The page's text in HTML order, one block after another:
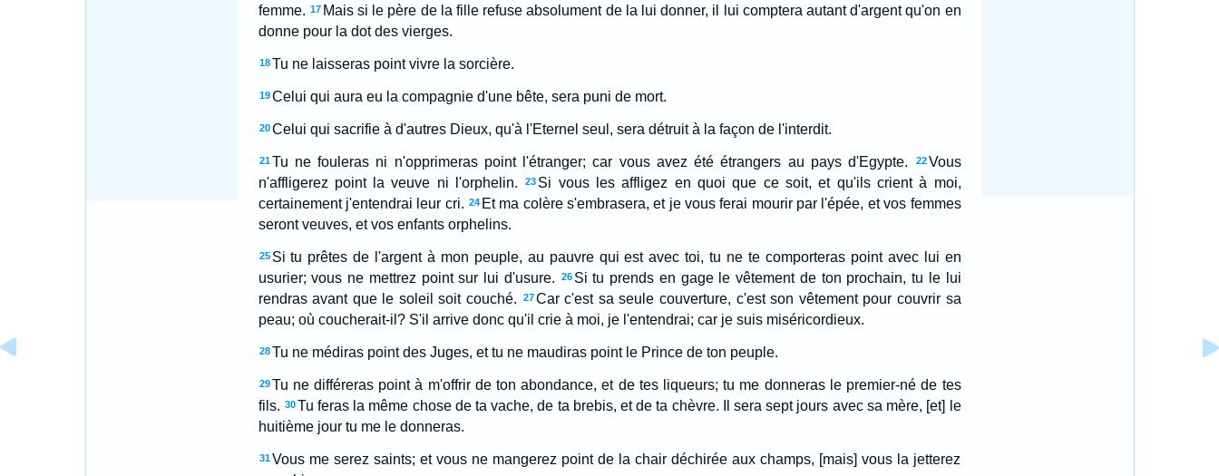
femme. 17 Mais si le père de la fille refuse absolument de la lui donner, il lui comptera autant d'argent qu'on en
donne pour la dot des vierges.
18 Tu ne laisseras point vivre la sorcière.
19 Celui qui aura eu la compagnie d'une bête, sera puni de mort.
20 Celui qui sacrifie à d'autres Dieux, qu'à l'Eternel seul, sera détruit à la façon de l'interdit.
21 Tu ne fouleras ni n'opprimeras point l'étranger; car vous avez été étrangers au pays d'Egypte. 22 Vous
n'affligerez point la veuve ni l'orphelin.
23 Si vous les affligez en quoi que ce soit, et qu'ils crient à moi,
certainement j'entendrai leur cri. 24 Et ma colère s'embrasera, et je vous ferai mourir par l'épée, et vos femmes
seront veuves, et vos enfants orphelins.
25 Si tu prêtes de l'argent à mon peuple, au pauvre qui est avec toi, tu ne te comporteras point avec lui en
usurier; vous ne mettrez point sur lui d'usure.
26 Si tu prends en gage le vêtement de ton prochain, tu le lui
rendras avant que le soleil soit couché.
27Car c'est sa seule couverture, c'est son vêtement pour couvrir sa
peau; où coucherait-il? S'il arrive donc qu'il crie à moi, je l'entendrai; car je suis miséricordieux.
28 Tu ne médiras point des Juges, et tu ne maudiras point le Prince de ton peuple.
29 Tu ne différeras point à m'offrir de ton abondance, et de tes liqueurs; tu me donneras le premier-né de tes
fils. 30Tu feras la même chose de ta vache, de ta brebis, et de ta chèvre. Il sera sept jours avec sa mère, [et] le
huitième jour tu me le donneras.
31 Vous me serez saints; et vous ne mangerez point de la chair déchirée aux champs, [mais] vous la jetterez